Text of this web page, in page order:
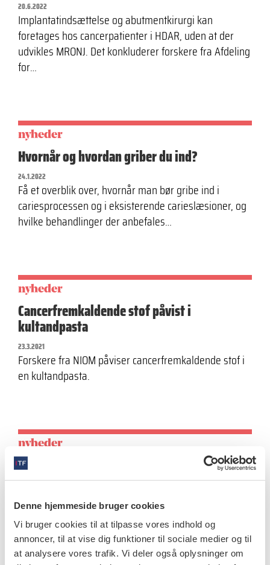
Denne hjemmeside bruger cookies
Vi bruger cookies til at tilpasse vores indhold og
annoncer, til at vise dig funktioner til sociale medier og til
at analysere vores trafik. Vi deler også oplysninger om
20.6.2022
Implantatindsættelse og abutmentkirurgi kan
foretages hos cancerpatienter i HDAR, uden at der
udvikles MRONJ. Det konkluderer forskere fra Afdeling
for…
nyheder
Hvornår og hvordan griber du ind?
24.1.2022
Få et overblik over, hvornår man bør gribe ind i
cariesprocessen og i eksisterende carieslæsioner, og
hvilke behandlinger der anbefales…
nyheder
Cancerfremkaldende stof påvist i
kultandpasta
23.3.2021
Forskere fra NIOM påviser cancerfremkaldende stof i
en kultandpasta.
nyheder
Snusfornuft
Tandlægeforeningen vil som en ansvarlig
sundhedsorganisation advare de unge og deres
forældre mod brugen af snus. Derfor deltager
Tandlægeforeningen i…